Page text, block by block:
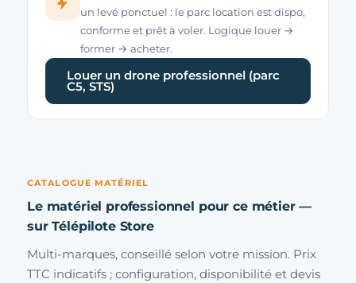
un levé ponctuel : le parc location est dispo,
conforme et prêt à voler. Logique louer →
former → acheter.
Louer un drone professionnel (parc
C5, STS)
CATALOGUE MATÉRIEL
Le matériel professionnel pour ce métier —
sur Télépilote Store
Multi-marques, conseillé selon votre mission. Prix
TTC indicatifs ; configuration, disponibilité et devis